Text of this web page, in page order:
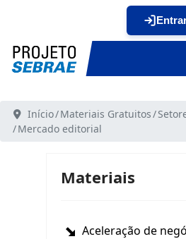
Início Materiais Gratuitos
Mercado editorial
Materiais
Aceleração de